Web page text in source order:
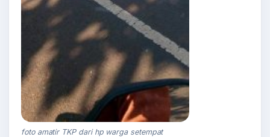
foto amatir TKP dari hp warga setempat